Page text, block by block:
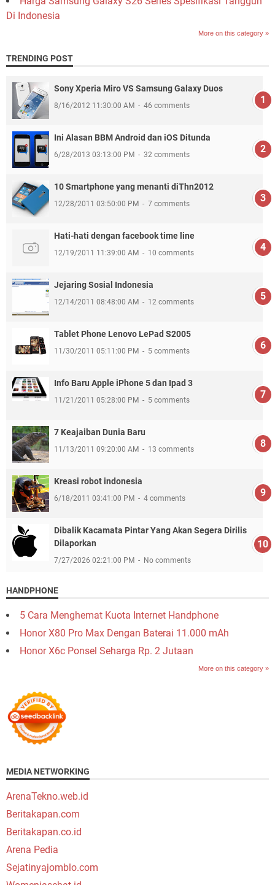
Di Indonesia
More on this category »
TRENDING POST
Sony Xperia Miro VS Samsung Galaxy Duos
8/16/2012 11:30:00 AM 46 comments
Ini Alasan BBM Android dan iOS Ditunda
6/28/2013 03:13:00 PM 32 comments
10 Smartphone yang menanti diThn2012
12/28/2011 03:50:00 PM 7 comments
Hati-hati dengan facebook time line
12/19/2011 11:39:00 AM 10 comments
Jejaring Sosial Indonesia
12/14/2011 08:48:00 AM 12 comments
Tablet Phone Lenovo LePad S2005
11/30/2011 05:11:00 PM 5 comments
Info Baru Apple iPhone 5 dan Ipad 3
11/21/2011 05:28:00 PM 5 comments
7 Keajaiban Dunia Baru
11/13/2011 09:20:00 AM 13 comments
Kreasi robot indonesia
6/18/2011 03:41:00 PM 4 comments
Dibalik Kacamata Pintar Yang Akan Segera Dirilis
Dilaporkan
7/27/2026 02:21:00 PM No comments
HANDPHONE
5 Cara Menghemat Kuota Internet Handphone
Honor X80 Pro Max Dengan Baterai 11.000 mAh
Honor X6c Ponsel Seharga Rp. 2 Jutaan
More on this category »
MEDIA NETWORKING
ArenaTekno.web.id
Beritakapan.com
Beritakapan.co.id
Arena Pedia
Sejatinyajomblo.com